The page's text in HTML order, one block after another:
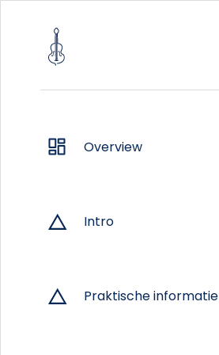
Overview
Intro
Praktische informatie